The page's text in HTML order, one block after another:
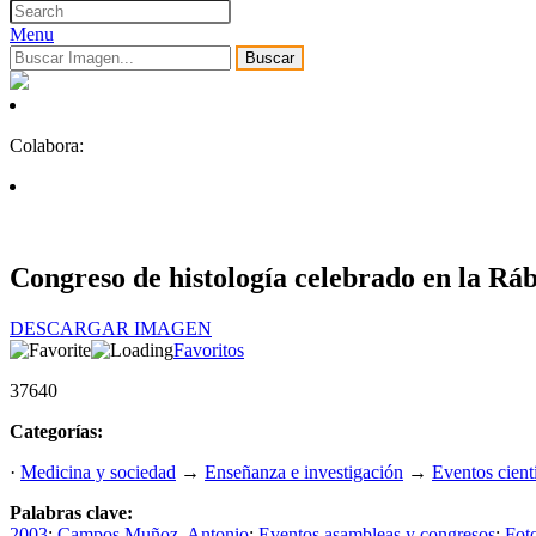
Menu
Buscar
Colabora:
Congreso de histología celebrado en la
DESCARGAR IMAGEN
Favoritos
37640
Categorías:
· Medicina y sociedad → Enseñanza e investigación → Eventos
Palabras clave: